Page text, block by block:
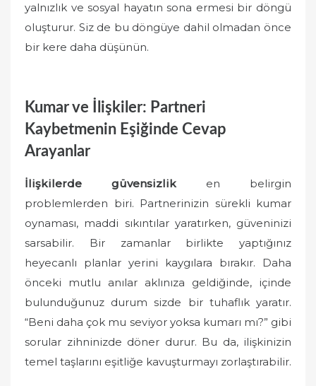
yalnızlık ve sosyal hayatın sona ermesi bir döngü
oluşturur. Siz de bu döngüye dahil olmadan önce
bir kere daha düşünün.
Kumar ve İlişkiler: Partneri
Kaybetmenin Eşiğinde Cevap
Arayanlar
İlişkilerde güvensizliken belirgin
problemlerden biri. Partnerinizin sürekli kumar
oynaması, maddi sıkıntılar yaratırken, güveninizi
sarsabilir. Bir zamanlar birlikte yaptığınız
heyecanlı planlar yerini kaygılara bırakır. Daha
önceki mutlu anılar aklınıza geldiğinde, içinde
bulunduğunuz durum sizde bir tuhaflık yaratır.
“Beni daha çok mu seviyor yoksa kumarı mı?” gibi
sorular zihninizde döner durur. Bu da, ilişkinizin
temel taşlarını eşitliğe kavuşturmayı zorlaştırabilir.